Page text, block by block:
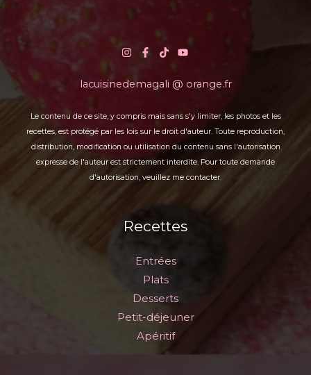
lacuisinedemagali @ orange.fr
Le contenu de ce site, y compris mais sans s'y limiter, les photos et les
recettes, est protégé par les lois sur le droit d'auteur. Toute reproduction,
distribution, modification ou utilisation du contenu sans l'autorisation
expresse de l'auteur est strictement interdite. Pour toute demande
d'autorisation, veuillez me contacter.
Recettes
Entrées
Plats
Desserts
Petit-déjeuner
Apéritif